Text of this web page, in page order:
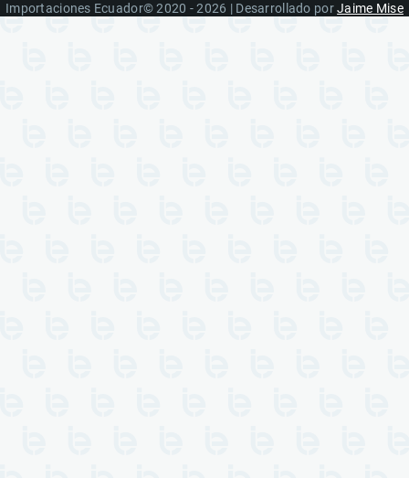
Importaciones Ecuador© 2020 - 2026 | Desarrollado porJaime Mise